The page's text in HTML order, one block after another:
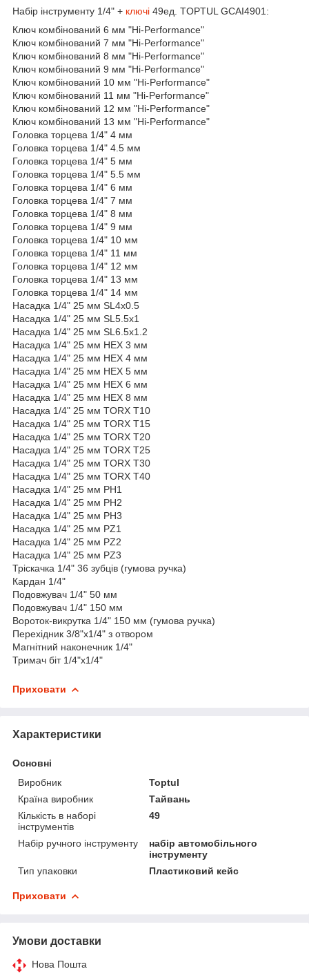
Набір інструменту 1/4" + ключі 49ед. TOPTUL GCAI4901:
Ключ комбінований 6 мм "Hi-Performance"
Ключ комбінований 7 мм "Hi-Performance"
Ключ комбінований 8 мм "Hi-Performance"
Ключ комбінований 9 мм "Hi-Performance"
Ключ комбінований 10 мм "Hi-Performance"
Ключ комбінований 11 мм "Hi-Performance"
Ключ комбінований 12 мм "Hi-Performance"
Ключ комбінований 13 мм "Hi-Performance"
Головка торцева 1/4" 4 мм
Головка торцева 1/4" 4.5 мм
Головка торцева 1/4" 5 мм
Головка торцева 1/4" 5.5 мм
Головка торцева 1/4" 6 мм
Головка торцева 1/4" 7 мм
Головка торцева 1/4" 8 мм
Головка торцева 1/4" 9 мм
Головка торцева 1/4" 10 мм
Головка торцева 1/4" 11 мм
Головка торцева 1/4" 12 мм
Головка торцева 1/4" 13 мм
Головка торцева 1/4" 14 мм
Насадка 1/4" 25 мм SL4x0.5
Насадка 1/4" 25 мм SL5.5x1
Насадка 1/4" 25 мм SL6.5x1.2
Насадка 1/4" 25 мм HEX 3 мм
Насадка 1/4" 25 мм HEX 4 мм
Насадка 1/4" 25 мм HEX 5 мм
Насадка 1/4" 25 мм HEX 6 мм
Насадка 1/4" 25 мм HEX 8 мм
Насадка 1/4" 25 мм TORX T10
Насадка 1/4" 25 мм TORX T15
Насадка 1/4" 25 мм TORX T20
Насадка 1/4" 25 мм TORX T25
Насадка 1/4" 25 мм TORX T30
Насадка 1/4" 25 мм TORX T40
Насадка 1/4" 25 мм PH1
Насадка 1/4" 25 мм PH2
Насадка 1/4" 25 мм PH3
Насадка 1/4" 25 мм PZ1
Насадка 1/4" 25 мм PZ2
Насадка 1/4" 25 мм PZ3
Тріскачка 1/4" 36 зубців (гумова ручка)
Кардан 1/4"
Подовжувач 1/4" 50 мм
Подовжувач 1/4" 150 мм
Вороток-викрутка 1/4" 150 мм (гумова ручка)
Перехідник 3/8"х1/4" з отвором
Магнітний наконечник 1/4"
Тримач біт 1/4"х1/4"
Приховати
Характеристики
Основні
Виробник
Toptul
Країна виробник
Тайвань
Кількість в наборі
інструментів
49
Набір ручного інструменту
набір автомобільного
інструменту
Тип упаковки
Пластиковий кейс
Приховати
Умови доставки
Нова Пошта